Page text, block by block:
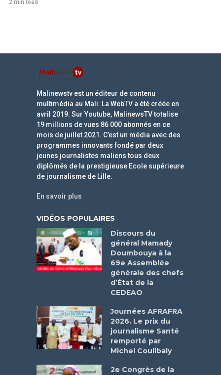
2 min read
Malinewstv est un éditeur de contenu
multimédia au Mali. La WebTV a été créée en
avril 2019. Sur Youtube, MalinewsTV totalise
19 millions de vues 86 000 abonnés en ce
mois de juillet 2021. C’est un média avec des
programmes innovants fondé par deux
jeunes journalistes maliens tous deux
diplômés de la prestigieuse Ecole supérieure
de journalisme de Lille.
En savoir plus
VIDÉOS POPULAIRES
Discours du
général Mamady
Doumbouya à la
69e Assemblée
générale des chefs
d’État de la
CEDEAO
Journées AFRAFRA
2026. Le prix du
journalisme Santé
remporté par
Michel Coulibaly
2e Congrès de la